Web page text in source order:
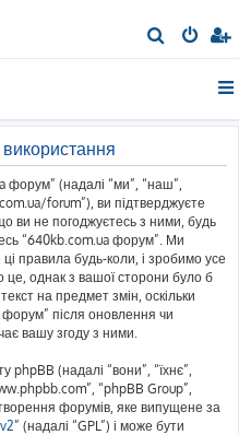
о
форум” (надалі “ми”, “наш”,
forum”), ви підтверджуєте
ви не погоджуєтесь з ними, будь
“640kb.com.ua форум”. Ми
правила будь-коли, і зробимо усе
однак з вашої сторони було б
на предмет змін, оскільки
після оновлення чи
вашу згоду з ними.
(надалі “вони”, “їхнє”,
“phpBB Group”,
форумів, яке випущене за
” (надалі “GPL”) і може бути